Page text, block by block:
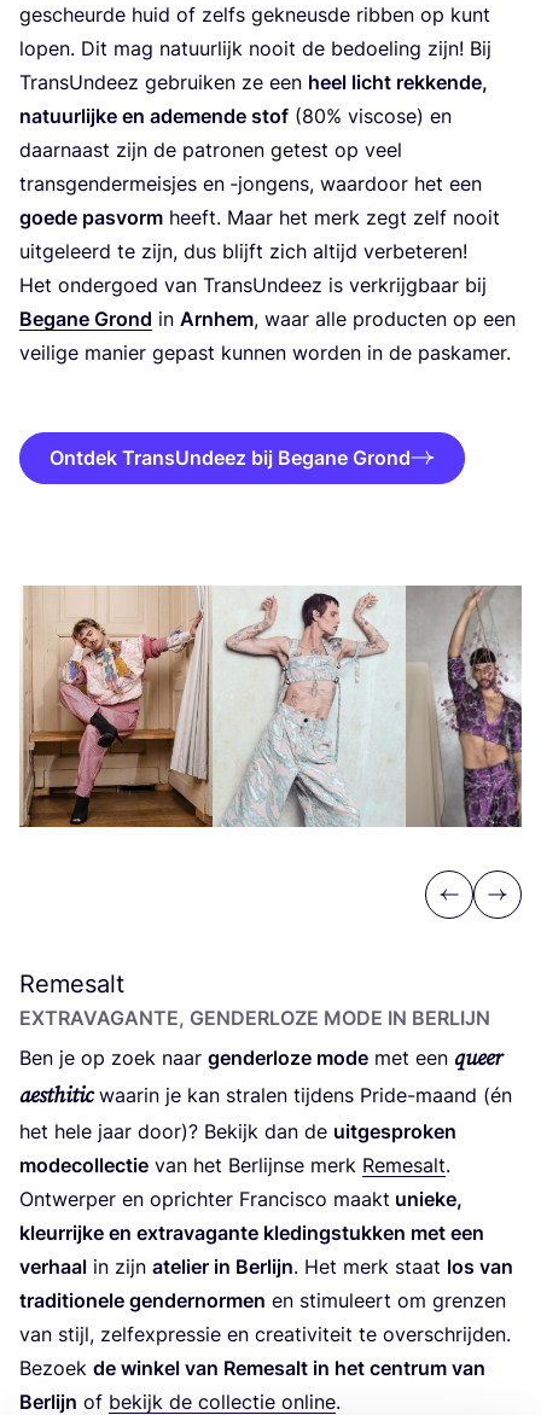
gescheur­de huid of zelfs gekneus­de rib­ben op kunt
lopen. Dit mag natuur­lijk nooit de bedoe­ling zijn! Bij
Trans­Un­deez gebrui­ken ze een heel licht rek­ken­de,
natuur­lij­ke en ade­men­de stof (80% vis­co­se) en
daar­naast zijn de patro­nen getest op veel
trans­gen­der­meis­jes en ‑jon­gens, waar­door het een
goe­de pas­vorm heeft. Maar het merk zegt zelf nooit
uit­ge­leerd te zijn, dus blijft zich altijd verbeteren!
Het onder­goed van Trans­Un­deez is ver­krijg­baar bij
Bega­ne Grond in Arn­hem, waar alle pro­duc­ten op een
vei­li­ge manier gepast kun­nen wor­den in de pas­ka­mer.
Ontdek TransUndeez bij Begane Grond
Previous
Next
Remesalt
EXTRA­VA­GAN­TE, GEN­DER­LO­ZE MODE IN BERLIJN
Ben je op zoek naar gen­der­lo­ze mode met een queer
aes­t­hi­ticwaar­in je kan stra­len tij­dens Pri­de-maand (én
het hele jaar door)? Bekijk dan de uit­ge­spro­ken
mode­col­lec­tie van het Ber­lijn­se merk Remes­alt.
Ont­wer­per en oprich­ter Fran­cis­co maakt unie­ke,
kleur­rij­ke en extra­va­gan­te kle­ding­stuk­ken met een
ver­haal in zijn ate­lier in Ber­lijn. Het merk staat los van
tra­di­ti­o­ne­le gen­der­nor­men en sti­mu­leert om gren­zen
van stijl, zelf­ex­pres­sie en cre­a­ti­vi­teit te over­schrij­den.
Bezoek de win­kel van Remes­alt in het cen­trum van
Ber­lijn of bekijk de col­lec­tie onli­ne.